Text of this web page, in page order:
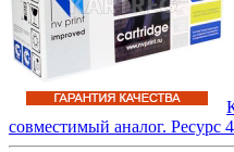
совместимый аналог. Ресурс